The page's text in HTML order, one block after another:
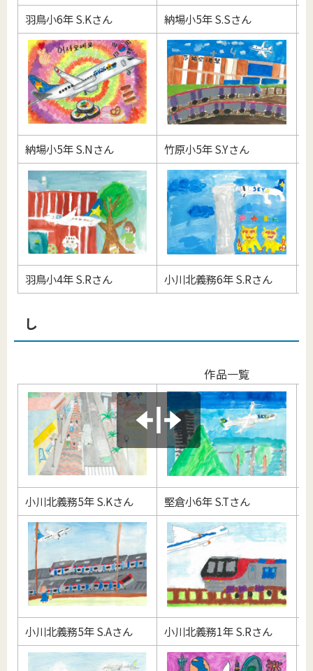
羽鳥小6年 S.Kさん 納場小5年 S.Sさん
納場小5年 S.Nさん 竹原小5年 S.Yさん
羽鳥小4年 S.Rさん 小川北義務6年 S.Rさん
し
作品一覧
小川北義務5年 S.Kさん 堅倉小6年 S.Tさん
小川北義務5年 S.Aさん 小川北義務1年 S.Rさん